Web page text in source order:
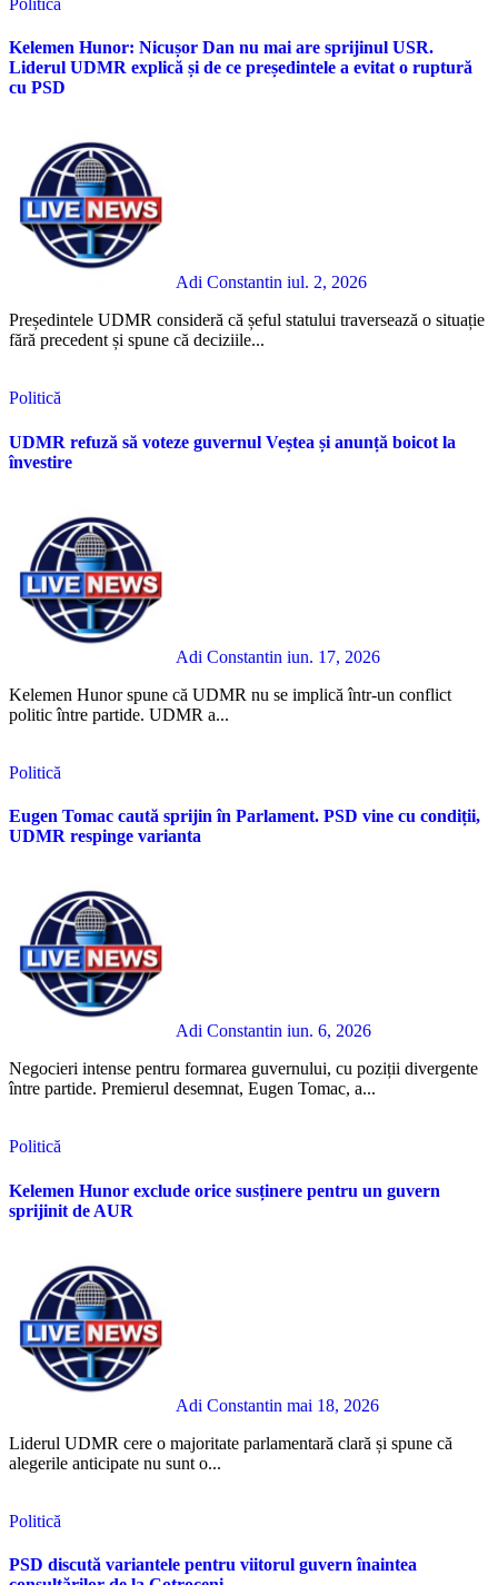
Kelemen Hunor: Nicușor Dan nu mai are sprijinul USR.
Liderul UDMR explică și de ce președintele a evitat o ruptură
cu PSD
Adi Constantin iul. 2, 2026
Președintele UDMR consideră că șeful statului traversează o situație
fără precedent și spune că deciziile...
Politică
UDMR refuză să voteze guvernul Veștea și anunță boicot la
învestire
Adi Constantin iun. 17, 2026
Kelemen Hunor spune că UDMR nu se implică într-un conflict
politic între partide. UDMR a...
Politică
Eugen Tomac caută sprijin în Parlament. PSD vine cu condiții,
UDMR respinge varianta
Adi Constantin iun. 6, 2026
Negocieri intense pentru formarea guvernului, cu poziții divergente
între partide. Premierul desemnat, Eugen Tomac, a...
Politică
Kelemen Hunor exclude orice susținere pentru un guvern
sprijinit de AUR
Adi Constantin mai 18, 2026
Liderul UDMR cere o majoritate parlamentară clară și spune că
alegerile anticipate nu sunt o...
Politică
PSD discută variantele pentru viitorul guvern înaintea